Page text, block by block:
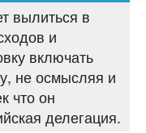
вылиться в
и
включать
не осмысляя и
что он
делегация.